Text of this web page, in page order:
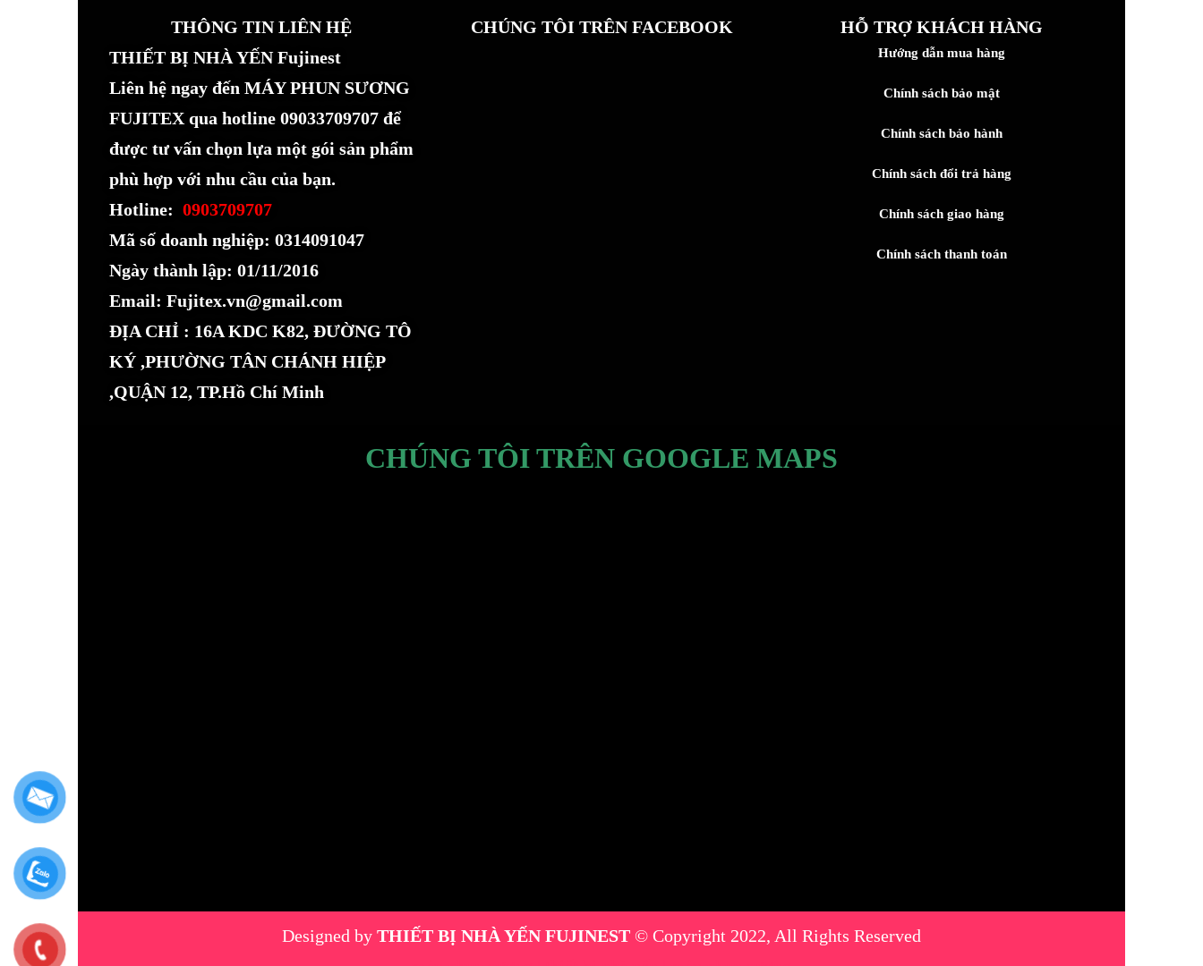
THÔNG TIN LIÊN HỆ
THIẾT BỊ NHÀ YẾN Fujinest
Liên hệ ngay đến MÁY PHUN SƯƠNG
FUJITEX qua hotline 09033709707 để
được tư vấn chọn lựa một gói sản phẩm
phù hợp với nhu cầu của bạn.
Hotline: 0903709707
Mã số doanh nghiệp: 0314091047
Ngày thành lập: 01/11/2016
Email: Fujitex.vn@gmail.com
ĐỊA CHỈ : 16A KDC K82, ĐƯỜNG TÔ
KÝ ,PHƯỜNG TÂN CHÁNH HIỆP
,QUẬN 12, TP.Hồ Chí Minh
CHÚNG TÔI TRÊN FACEBOOK HỖ TRỢ KHÁCH HÀNG
Hướng dẫn mua hàng
Chính sách bảo mật
Chính sách bảo hành
Chính sách đổi trả hàng
Chính sách giao hàng
Chính sách thanh toán
CHÚNG TÔI TRÊN GOOGLE MAPS
Designed by THIẾT BỊ NHÀ YẾN FUJINEST © Copyright 2022, All Rights Reserved